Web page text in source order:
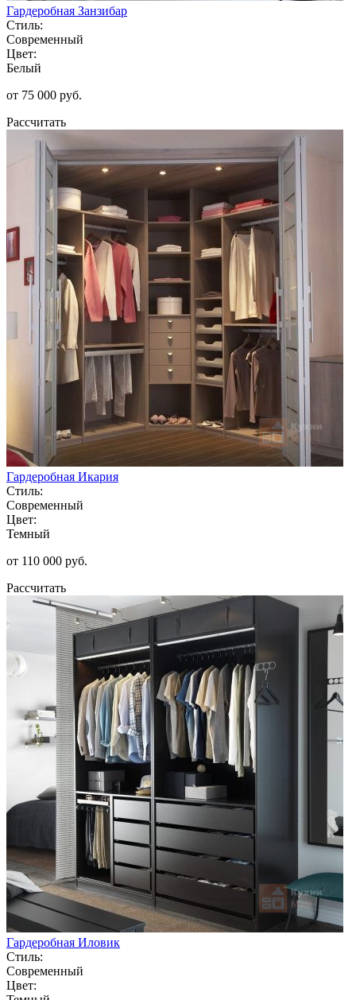
Гардеробная Занзибар
Стиль:
Современный
Цвет:
Белый
от 75 000 руб.
Рассчитать
Гардеробная Икария
Стиль:
Современный
Цвет:
Темный
от 110 000 руб.
Рассчитать
Гардеробная Иловик
Стиль:
Современный
Цвет: